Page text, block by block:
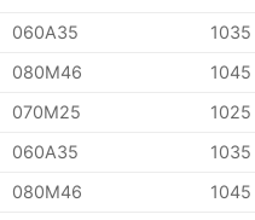
060A35 1035
080M46 1045
070M25 1025
060A35 1035
080M46 1045